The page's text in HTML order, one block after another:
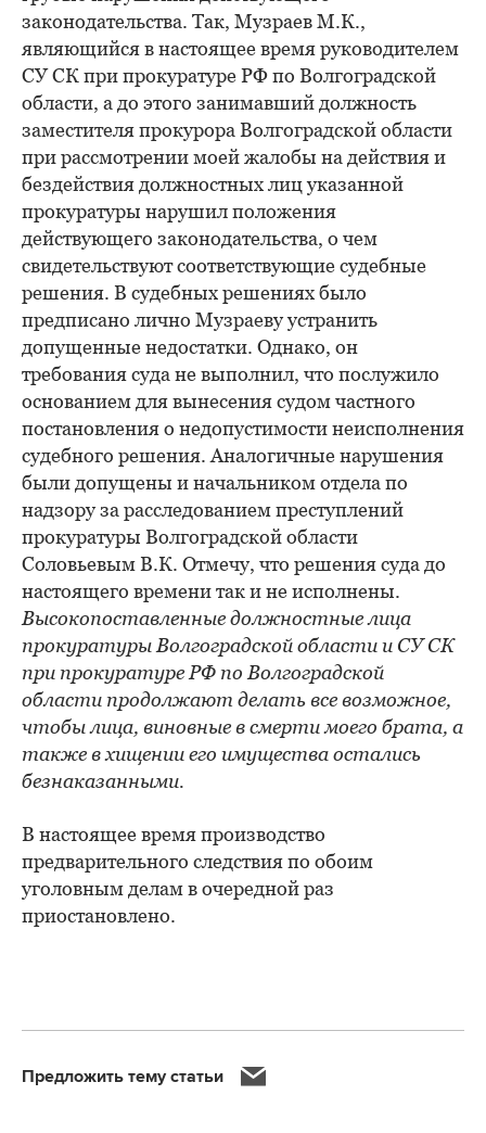
законодательства. Так, Музраев М.К.,
являющийся в настоящее время руководителем
СУ СК при прокуратуре РФ по Волгоградской
области, а до этого занимавший должность
заместителя прокурора Волгоградской области
при рассмотрении моей жалобы на действия и
бездействия должностных лиц указанной
прокуратуры нарушил положения
действующего законодательства, о чем
свидетельствуют соответствующие судебные
решения. В судебных решениях было
предписано лично Музраеву устранить
допущенные недостатки. Однако, он
требования суда не выполнил, что послужило
основанием для вынесения судом частного
постановления о недопустимости неисполнения
судебного решения. Аналогичные нарушения
были допущены и начальником отдела по
надзору за расследованием преступлений
прокуратуры Волгоградской области
Соловьевым В.К. Отмечу, что решения суда до
настоящего времени так и не исполнены.
Высокопоставленные должностные лица
прокуратуры Волгоградской области и СУ СК
при прокуратуре РФ по Волгоградской
области продолжают делать все возможное,
чтобы лица, виновные в смерти моего брата, а
также в хищении его имущества остались
безнаказанными.
В настоящее время производство
предварительного следствия по обоим
уголовным делам в очередной раз
приостановлено.
Предложить тему статьи